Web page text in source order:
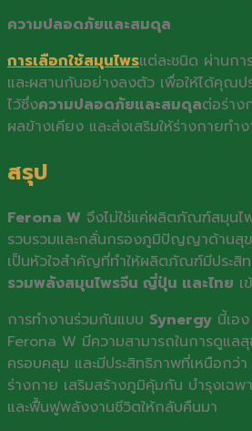
ความปลอดภัยและสมดุล
การเลือกใช้สมุนไพรแต่ละชนิด ผ่านก
และผสานกันอย่างลงตัว เพื่อให้ได้คุณ
ไว้ซึ่งความปลอดภัยและสมดุลต่อร่าง
ผลข้างเคียง และส่งเสริมให้ร่างกายทำ
สรุป
Ferona W จึงไม่ใช่แค่ผลิตภัณฑ์สมุนไ
รวบรวมและกลั่นกรองภูมิปัญญาด้านสุ
เป็นหัวใจสำคัญที่ทำให้ผลิตภัณฑ์มีประสิ
รวมพลังสมุนไพรจีน ญี่ปุ่น และไทย เ
การทำงานร่วมกันแบบ Synergy นี้เอ
Ferona W มีความสามารถในการดูแล
ครอบคลุม และมีประสิทธิภาพที่เหนือกว่
ร่างกาย เสริมสร้างภูมิคุ้มกัน บำรุงเฉพ
และฟื้นฟูพลังงานชีวิตให้กลับคืนมา